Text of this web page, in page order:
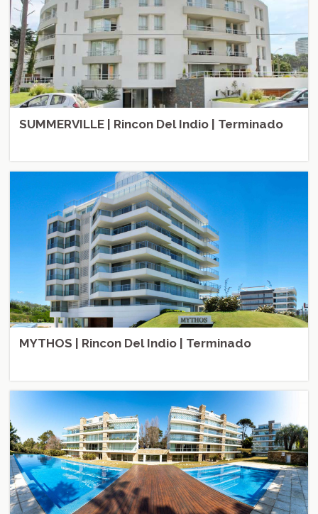
SUMMERVILLE | Rincon Del Indio | Terminado
MYTHOS | Rincon Del Indio | Terminado